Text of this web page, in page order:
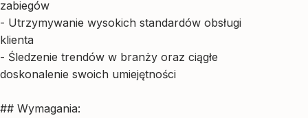
zabiegów
- Utrzymywanie wysokich standardów obsługi
klienta
- Śledzenie trendów w branży oraz ciągłe
doskonalenie swoich umiejętności
## Wymagania: